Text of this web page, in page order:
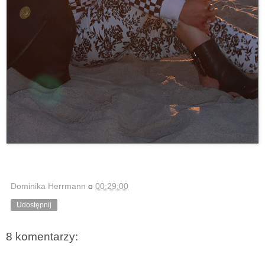
Dominika Herrmann o 00:29:00
Udostępnij
8 komentarzy: